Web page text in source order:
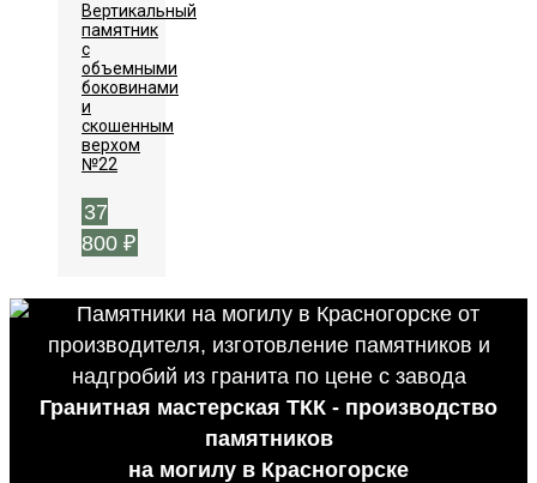
Вертикальный
памятник
с
объемными
боковинами
и
скошенным
верхом
№22
37
800 ₽
Гранитная мастерская ТКК - производство
памятников
на могилу в Красногорске